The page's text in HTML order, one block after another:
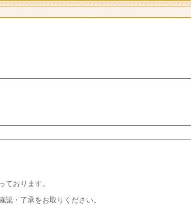
ております。
・了承をお取りください。